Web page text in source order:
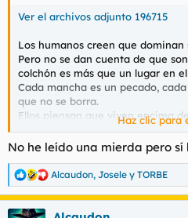
Ver el archivos adjunto 196715
Los humanos creen que dominan
Pero no se dan cuenta de que
colchón es más que un lugar en
Cada mancha es un pecado,
que no se borra.
Ellos piensan que viven encima
el que vive debajo de ellos.
La gente habla de inmortalidad,
volver a los catorce años. Se
al final todos terminan igual:
ya no huele a vida, sino a
La pregunta no es qué los mata
o el tiempo.
Haz clic para
No he leído una mierda pero
R
e
a
Alcaudon, Josele y TORBE